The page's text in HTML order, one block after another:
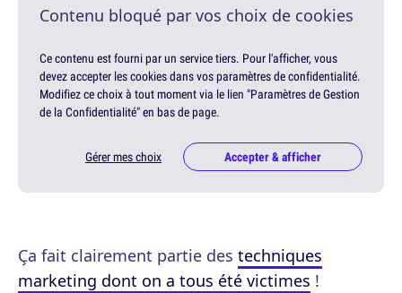
Contenu bloqué par vos choix de cookies
Ce contenu est fourni par un service tiers. Pour l'afficher, vous
devez accepter les cookies dans vos paramètres de confidentialité.
Modifiez ce choix à tout moment via le lien "Paramètres de Gestion
de la Confidentialité" en bas de page.
Gérer mes choix Accepter & afficher
Ça fait clairement partie des techniques
marketing dont on a tous été victimes !